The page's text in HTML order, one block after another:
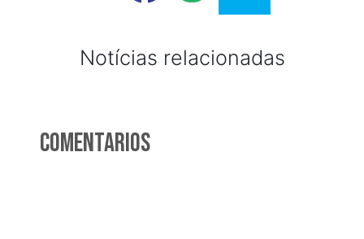
Notícias relacionadas
Comentarios